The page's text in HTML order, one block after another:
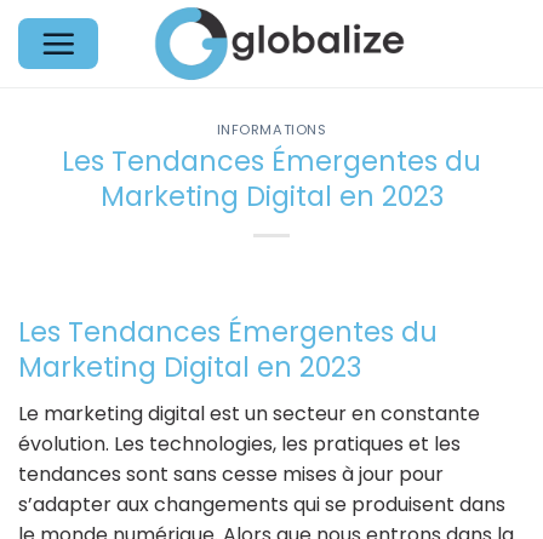
Passer
contenu
INFORMATIONS
Les Tendances Émergentes du
Marketing Digital en 2023
Les Tendances Émergentes du
Marketing Digital en 2023
Le marketing digital est un secteur en constante
évolution. Les technologies, les pratiques et les
tendances sont sans cesse mises à jour pour
s’adapter aux changements qui se produisent dans